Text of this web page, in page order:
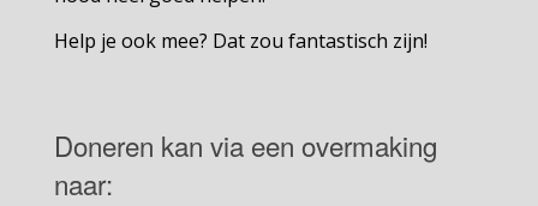
Help je ook mee? Dat zou fantastisch zijn!
Doneren kan via een overmaking
naar: